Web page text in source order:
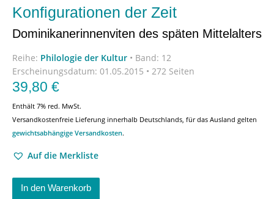
Konfigurationen der Zeit
Dominikanerinnenviten des späten Mittelalters
Reihe: Philologie der Kultur • Band: 12
Erscheinungsdatum: 01.05.2015 • 272 Seiten
39,80 €
Enthält 7% red. MwSt.
Versandkostenfreie Lieferung innerhalb Deutschlands, für das Ausland gelten
gewichtsabhängige Versandkosten.
Auf die Merkliste
In den Warenkorb